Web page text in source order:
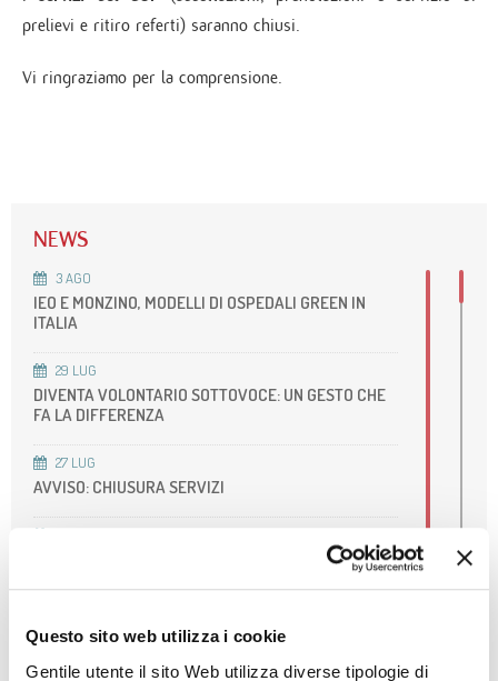
Questo sito web utilizza i cookie
Gentile utente il sito Web utilizza diverse tipologie di
prelievi e ritiro referti) saranno chiusi.
Vi ringraziamo per la comprensione.
NEWS
3AGO
IEO E MONZINO, MODELLI DI OSPEDALI GREEN IN
ITALIA
29 LUG
DIVENTA VOLONTARIO SOTTOVOCE: UN GESTO CHE
FA LA DIFFERENZA
27 LUG
AVVISO: CHIUSURA SERVIZI
NIGHT RUN MONZINO: PUNTO ISCRIZIONI GIOVEDÌ
ACCREDITAMENTO DELLA NOSTRA UOS DI RM
CARDIOVASCOLARE